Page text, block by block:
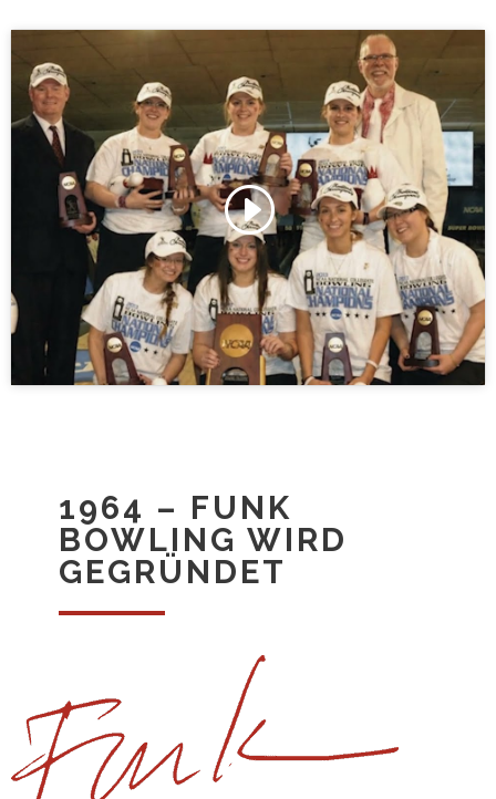
Klicke hier, um Marketing-Cookies zu
akzeptieren und diesen Inhalt zu aktivieren
1964 – FUNK
BOWLING WIRD
GEGRÜNDET